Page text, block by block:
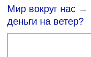
Мир вокруг нас →
деньги на ветер?